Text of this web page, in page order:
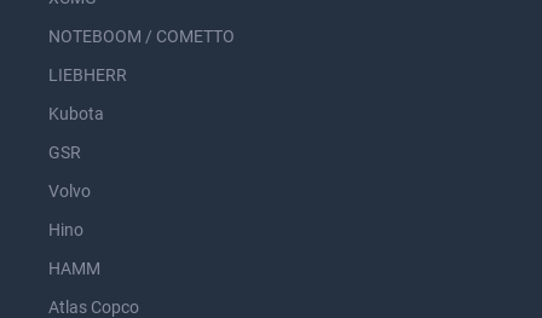
NOTEBOOM / COMETTO
LIEBHERR
Kubota
GSR
Volvo
Hino
HAMM
Atlas Copco